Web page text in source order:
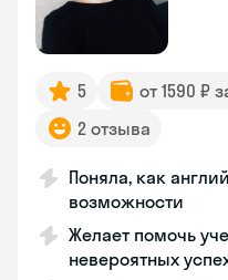
5 от 1590 ₽
2 отзыва
Поняла, как
возможности
Желает помочь
невероятных